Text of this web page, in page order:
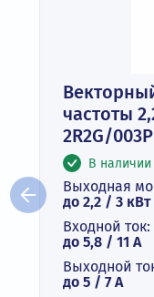
частоты
2R2G/
В наличии
Выходная
до 2,2 / 3 кВт
Входной ток:
до 5,8 / 11 А
Выходной
до 5 / 7 A